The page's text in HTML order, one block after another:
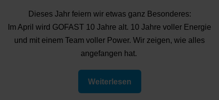
Dieses Jahr feiern wir etwas ganz Besonderes:
Im April wird GOFAST 10 Jahre alt. 10 Jahre voller Energie
und mit einem Team voller Power. Wir zeigen, wie alles
angefangen hat.
Weiterlesen